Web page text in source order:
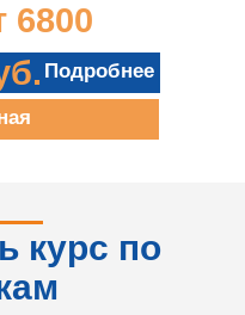
6800
Подробнее
курс по